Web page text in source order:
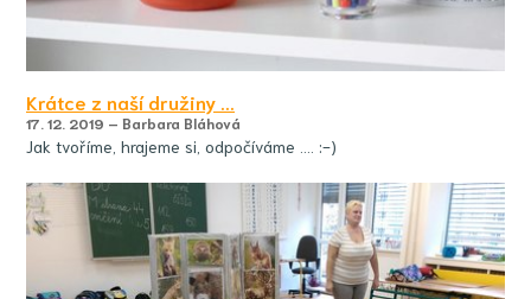
Krátce z naší družiny ...
17. 12. 2019 – Barbara Bláhová
Jak tvoříme, hrajeme si, odpočíváme .... :-)